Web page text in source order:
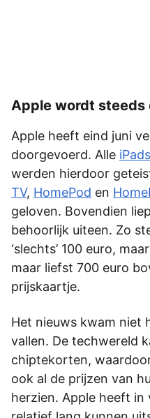
Apple wordt steeds
Apple heeft eind juni
doorgevoerd. Alle iPads
werden hierdoor
TV, HomePod en
geloven. Bovendien
behoorlijk uiteen. Zo
‘slechts’ 100 euro,
maar liefst 700 euro
prijskaartje.
Het nieuws kwam niet
vallen. De techwereld
chiptekorten,
ook al de prijzen van
herzien. Apple heeft